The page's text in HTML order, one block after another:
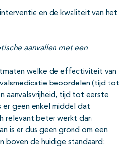
en de kwaliteit van het
aanvallen met een
welke de effectiviteit van
beoordelen (tijd tot
aanvalsvrijheid, tijd tot eerste
er geen enkel middel dat
relevant beter werkt dan
is er dus geen grond om een
boven de huidige standaard: